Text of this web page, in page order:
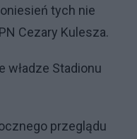
tych nie
Cezary Kulesza.
władze Stadionu
przeglądu